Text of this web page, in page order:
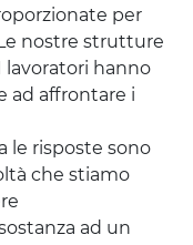
per
nostre strutture
lavoratori hanno
ad affrontare i
le risposte sono
che stiamo
ad un